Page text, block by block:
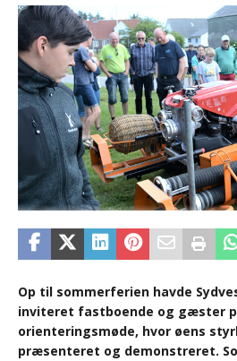
Op til sommerferien havde
inviteret fastboende og gæster
orienteringsmøde, hvor øens
præsenteret og demonstreret.